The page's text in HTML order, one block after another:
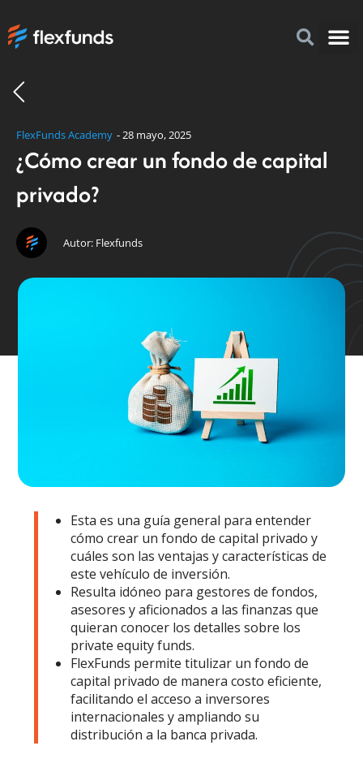
FlexFunds Academy -28 mayo, 2025
¿Cómo crear un fondo de capital
privado?
Autor: Flexfunds
Esta es una guía general para entender
cómo crear un fondo de capital privado y
cuáles son las ventajas y características de
este vehículo de inversión.
Resulta idóneo para gestores de fondos,
asesores y aficionados a las finanzas que
quieran conocer los detalles sobre los
private equity funds.
FlexFunds permite titulizar un fondo de
capital privado de manera costo eficiente,
facilitando el acceso a inversores
internacionales y ampliando su
distribución a la banca privada.